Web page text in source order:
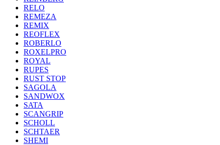
RELO
REMEZA
REMIX
REOFLEX
ROBERLO
ROXELPRO
ROYAL
RUPES
RUST STOP
SAGOLA
SANDWOX
SATA
SCANGRIP
SCHOLL
SCHTAER
SHEMI